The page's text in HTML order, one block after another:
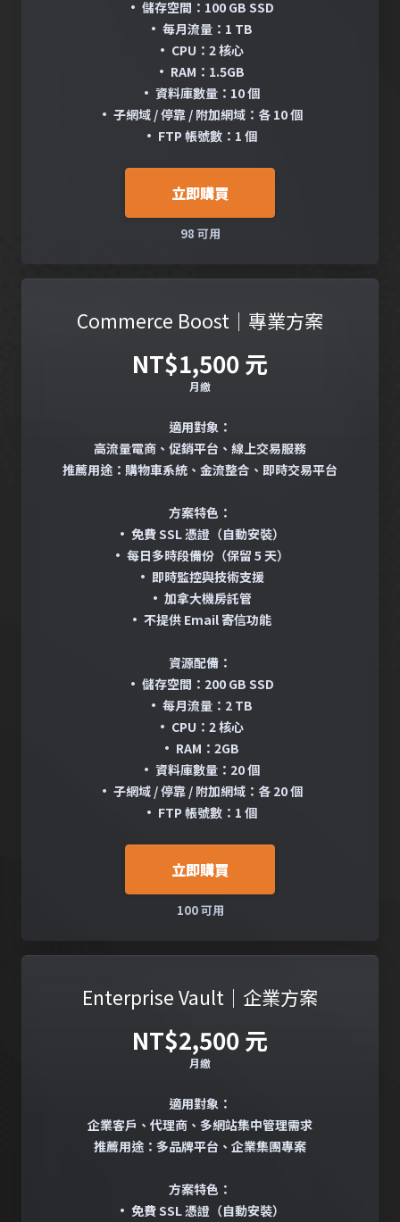
• 儲存空間：100 GB SSD
• 每月流量：1 TB
• CPU：2 核心
• RAM：1.5GB
• 資料庫數量：10 個
• 子網域 / 停靠 / 附加網域：各 10 個
• FTP 帳號數：1 個
立即購買
98 可用
Commerce Boost｜專業方案
NT$1,500 元
月繳
適用對象：
高流量電商、促銷平台、線上交易服務
推薦用途：購物車系統、金流整合、即時交易平台
方案特色：
• 免費 SSL 憑證（自動安裝）
• 每日多時段備份（保留 5 天）
• 即時監控與技術支援
• 加拿大機房託管
• 不提供 Email 寄信功能
資源配備：
• 儲存空間：200 GB SSD
• 每月流量：2 TB
• CPU：2 核心
• RAM：2GB
• 資料庫數量：20 個
• 子網域 / 停靠 / 附加網域：各 20 個
• FTP 帳號數：1 個
立即購買
100 可用
Enterprise Vault｜企業方案
NT$2,500 元
月繳
適用對象：
企業客戶、代理商、多網站集中管理需求
推薦用途：多品牌平台、企業集團專案
方案特色：
• 免費 SSL 憑證（自動安裝）